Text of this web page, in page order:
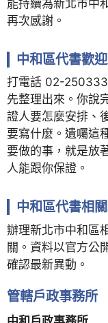
能持續為新北市中
再次感謝。
中和區代書歡
打電話 02-
先整理出來。你說
證人要怎麼安排、
要寫什麼。遺囑這
要做的事，就是放
人能跟你保證。
中和區代書相
辦理新北市中和區
關。資料以官方公
確認最新異動。
管轄戶政事務所